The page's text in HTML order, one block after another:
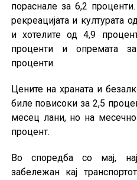
пораснале за 6,2
рекреацијата и културата
и хотелите од 4,9
проценти и опремата
проценти.
Цените на храната и
биле повисоки за 2,5
месец лани, но на
процент.
Во споредба со мај,
забележан кај